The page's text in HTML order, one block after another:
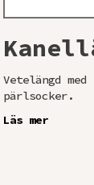
Vetelängd
pärlsocker.
Läs mer